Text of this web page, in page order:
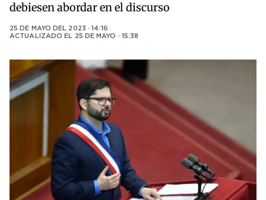
debiesen abordar en el discurso
25 DE MAYO DEL 2023 · 14:16
ACTUALIZADO EL 25 DE MAYO · 15:38